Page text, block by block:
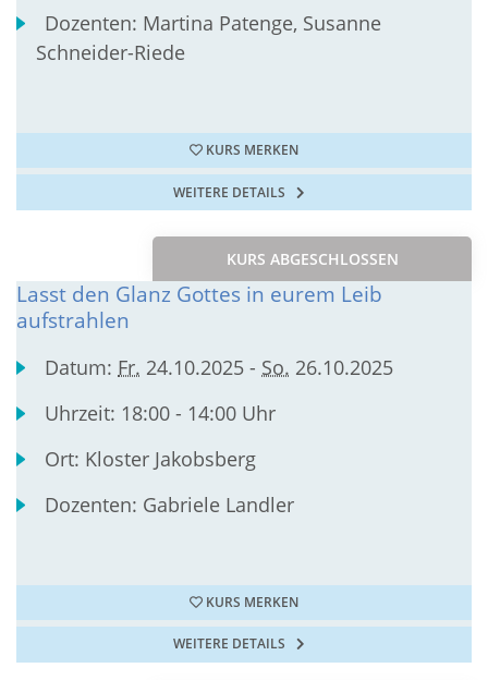
Dozenten: Martina Patenge, Susanne
Schneider-Riede
KURS MERKEN
WEITERE DETAILS
KURS ABGESCHLOSSEN
Lasst den Glanz Gottes in eurem Leib
aufstrahlen
Datum: Fr. 24.10.2025 - So. 26.10.2025
Uhrzeit: 18:00 - 14:00 Uhr
Ort: Kloster Jakobsberg
Dozenten: Gabriele Landler
KURS MERKEN
WEITERE DETAILS